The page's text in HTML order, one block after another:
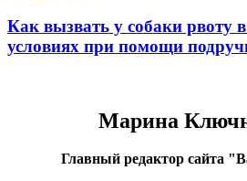
Как вызвать у собаки рвоту
условиях при помощи
Марина
Главный редактор сайта